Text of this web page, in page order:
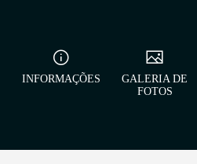
INFORMAÇÕES
GALERIA DE
FOTOS